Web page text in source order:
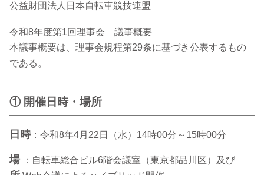
公益財団法人日本自転車競技連盟
令和8年度第1回理事会 議事概要
本議事概要は、理事会規程第29条に基づき公表するもの
である。
① 開催日時・場所
日時：令和8年4月22日（水）14時00分～15時00分
場
：自転車総合ビル6階会議室（東京都品川区）及び